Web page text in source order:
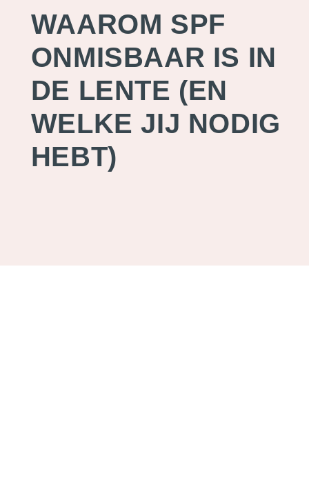
WAAROM SPF
ONMISBAAR IS IN
DE LENTE (EN
WELKE JIJ NODIG
HEBT)